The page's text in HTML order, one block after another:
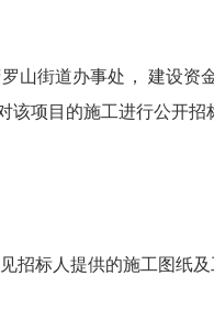
街道办事处， 建设资
项目的施工进行公开招
标人提供的施工图纸及